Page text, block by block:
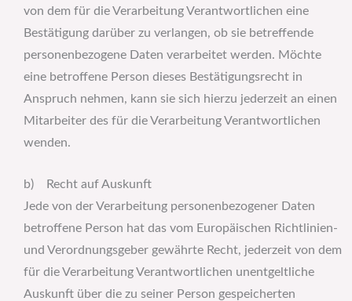
von dem für die Verarbeitung Verantwortlichen eine
Bestätigung darüber zu verlangen, ob sie betreffende
personenbezogene Daten verarbeitet werden. Möchte
eine betroffene Person dieses Bestätigungsrecht in
Anspruch nehmen, kann sie sich hierzu jederzeit an einen
Mitarbeiter des für die Verarbeitung Verantwortlichen
wenden.
b) Recht auf Auskunft
Jede von der Verarbeitung personenbezogener Daten
betroffene Person hat das vom Europäischen Richtlinien-
und Verordnungsgeber gewährte Recht, jederzeit von dem
für die Verarbeitung Verantwortlichen unentgeltliche
Auskunft über die zu seiner Person gespeicherten